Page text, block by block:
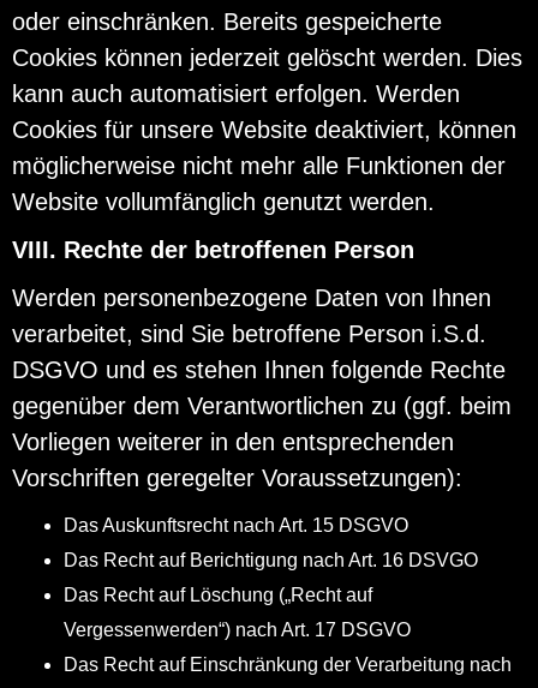
oder einschränken. Bereits gespeicherte
Cookies können jederzeit gelöscht werden. Dies
kann auch automatisiert erfolgen. Werden
Cookies für unsere Website deaktiviert, können
möglicherweise nicht mehr alle Funktionen der
Website vollumfänglich genutzt werden.
VIII. Rechte der betroffenen Person
Werden personenbezogene Daten von Ihnen
verarbeitet, sind Sie betroffene Person i.S.d.
DSGVO und es stehen Ihnen folgende Rechte
gegenüber dem Verantwortlichen zu (ggf. beim
Vorliegen weiterer in den entsprechenden
Vorschriften geregelter Voraussetzungen):
Das Auskunftsrecht nach Art. 15 DSGVO
Das Recht auf Berichtigung nach Art. 16 DSVGO
Das Recht auf Löschung („Recht auf
Vergessenwerden“) nach Art. 17 DSGVO
Das Recht auf Einschränkung der Verarbeitung nach